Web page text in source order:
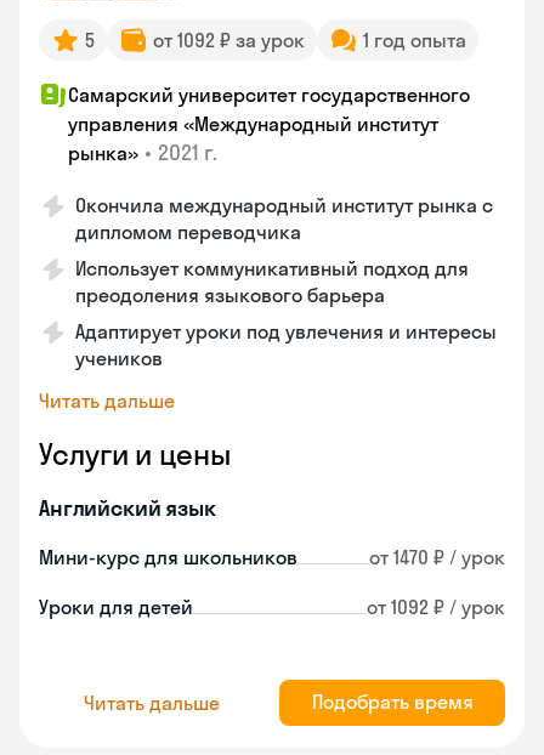
5 от 1092 ₽ за урок 1 год опыта
Самарский университет государственного
управления «Международный институт
рынка» • 2021 г.
Окончила международный институт рынка с
дипломом переводчика
Использует коммуникативный подход для
преодоления языкового барьера
Адаптирует уроки под увлечения и интересы
учеников
Читать дальше
Услуги и цены
Английский язык
Мини-курс для школьников от 1470 ₽ / урок
Уроки для детей от 1092 ₽ / урок
Читать дальше Подобрать время